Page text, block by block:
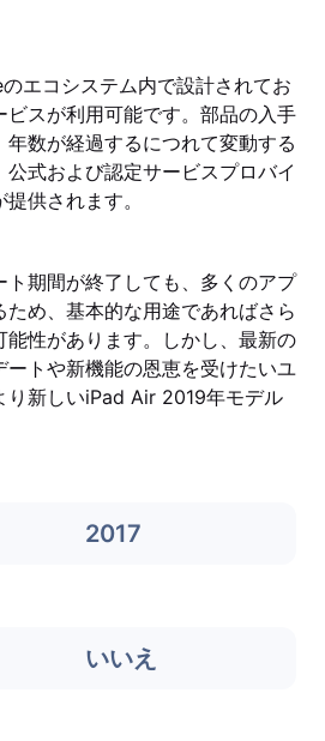
エコシステム内で設計されてお
ビスが利用可能です。部品の入手
数が経過するにつれて変動する
式および認定サービスプロバイ
供されます。
ト期間が終了しても、多くのアプ
ため、基本的な用途であればさら
能性があります。しかし、最新の
ートや新機能の恩恵を受けたいユ
り新しいiPad Air 2019年モデル
2017
いいえ